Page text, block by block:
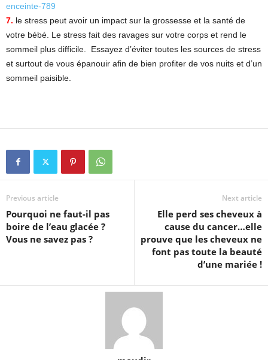
7. le stress peut avoir un impact sur la grossesse et la santé de
votre bébé. Le stress fait des ravages sur votre corps et rend le
sommeil plus difficile. Essayez d’éviter toutes les sources de stress
et surtout de vous épanouir afin de bien profiter de vos nuits et d’un
sommeil paisible.
Previous article
Pourquoi ne faut-il pas
boire de l’eau glacée ?
Vous ne savez pas ?
Next article
Elle perd ses cheveux à
cause du cancer…elle
prouve que les cheveux ne
font pas toute la beauté
d’une mariée !